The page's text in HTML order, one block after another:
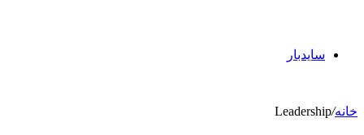
سایدبار
خانه/
Leadership